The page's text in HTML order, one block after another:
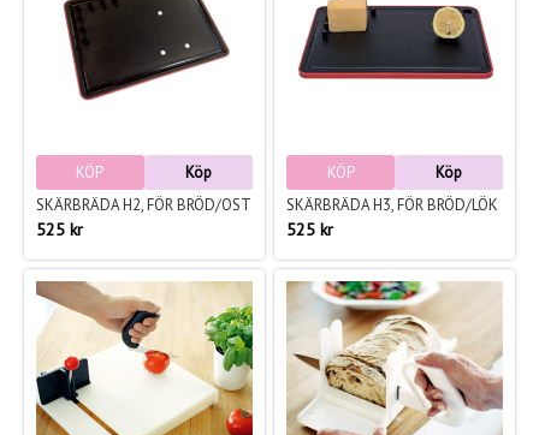
KÖP
Köp
SKÄRBRÄDA H2, FÖR BRÖD/OST
525 kr
KÖP
Köp
SKÄRBRÄDA H3, FÖR BRÖD/LÖK
525 kr